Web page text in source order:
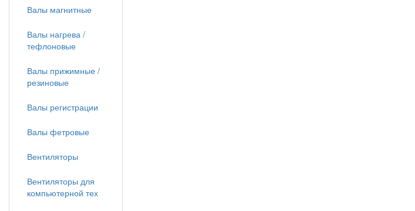
Валы магнитные
Валы нагрева /
тефлоновые
Валы прижимные /
резиновые
Валы регистрации
Валы фетровые
Вентиляторы
Вентиляторы для
компьютерной тех